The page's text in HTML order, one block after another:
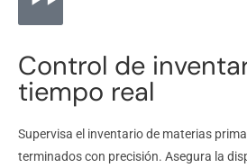
Control de
tiempo real
Supervisa el inventario de materias
terminados con precisión. Asegura la